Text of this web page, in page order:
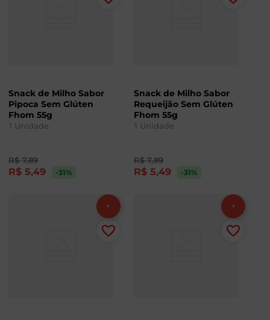
Snack de Milho Sabor
Pipoca Sem Glúten
Fhom 55g
1 Unidade
R$ 7,89
R$ 5,49 -31%
Snack de Milho Sabor
Requeijão Sem Glúten
Fhom 55g
1 Unidade
R$ 7,89
R$ 5,49 -31%